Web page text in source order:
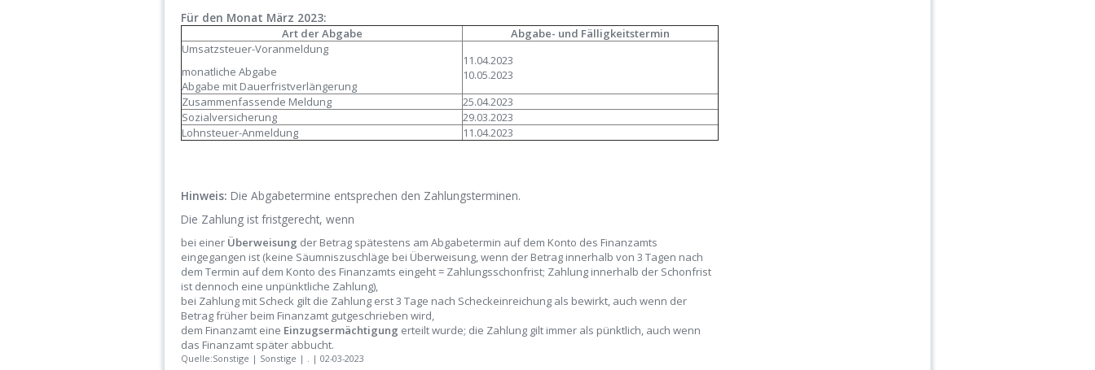
Für den Monat März 2023:
Art der Abgabe
Abgabe- und Fälligkeitstermin
Umsatzsteuer-Voranmeldung
monatliche Abgabe
Abgabe mit Dauerfristverlängerung
11.04.2023
10.05.2023
Zusammenfassende Meldung
25.04.2023
Sozialversicherung
29.03.2023
Lohnsteuer-Anmeldung
11.04.2023
Hinweis: Die Abgabetermine entsprechen den Zahlungsterminen.
Die Zahlung ist fristgerecht, wenn
bei einer Überweisung der Betrag spätestens am Abgabetermin auf dem Konto des Finanzamts
eingegangen ist (keine Säumniszuschläge bei Überweisung, wenn der Betrag innerhalb von 3 Tagen nach
dem Termin auf dem Konto des Finanzamts eingeht = Zahlungsschonfrist; Zahlung innerhalb der Schonfrist
ist dennoch eine unpünktliche Zahlung),
bei Zahlung mit Scheck gilt die Zahlung erst 3 Tage nach Scheckeinreichung als bewirkt, auch wenn der
Betrag früher beim Finanzamt gutgeschrieben wird,
dem Finanzamt eine Einzugsermächtigung erteilt wurde; die Zahlung gilt immer als pünktlich, auch wenn
das Finanzamt später abbucht.
Quelle:Sonstige | Sonstige | . | 02-03-2023